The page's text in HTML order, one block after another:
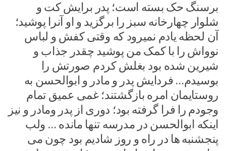
برسنگ حک بسته است؛ پدر برایش کت و
شلوار چهارخانه سبز را برگزید و او آنرا پوشید؛
آن لحظه یادم نمیرود که وقتی کفش و لباس
نوواش را با کمک من پوشید چقدر جذاب و
شیرین شده بود بغلش کردم صورتش را
بوسیدم… فردایش پدر و مادر و ابوالحسن به
روستایمان امره بازگشتند؛ غمی عمیق تمام
وجودم را فرا گرفته بود؛ دوری از پدر و‌مادر ‌و نیز
اینکه ابوالحسن در مدرسه تنها مانده … ولب
پنجشنبه ها در راه و روز شادیم بود چون می